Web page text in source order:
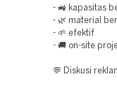
- 🚜 kapasitas
- 🌿 material
- 🌱 efektif
- 🚚 on-site
💬 Diskusi